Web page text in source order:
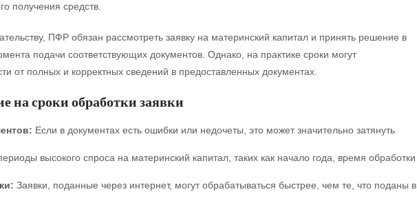
получения средств.
ПФР обязан рассмотреть заявку на материнский капитал и принять решение в
подачи соответствующих документов. Однако, на практике сроки могут
от полных и корректных сведений в предоставленных документах.
сроки обработки заявки
Если в документах есть ошибки или недочеты, это может значительно затянуть
высокого спроса на материнский капитал, таких как начало года, время обработки
Заявки, поданные через интернет, могут обрабатываться быстрее, чем те, что поданы в